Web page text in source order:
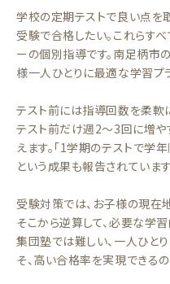
学校の定期テストで良い点を
受験で合格したい。これらす
ーの個別指導です。南足柄市
様一人ひとりに最適な学習プ
テスト前には指導回数を柔軟
テスト前だけ週2〜3回に増や
えます。「1学期のテストで学
という成果も報告されています
受験対策では、お子様の現在
そこから逆算して、必要な学
集団塾では難しい、一人ひと
そ、高い合格率を実現できるの